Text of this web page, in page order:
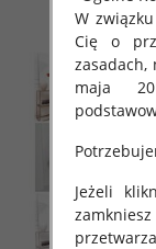
W
Cię o
maja
Jeżeli